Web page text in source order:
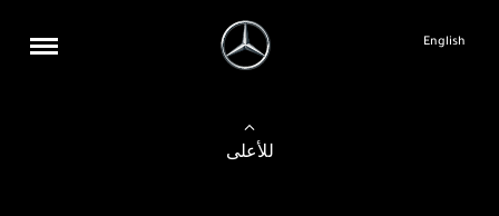
English
للأعلى